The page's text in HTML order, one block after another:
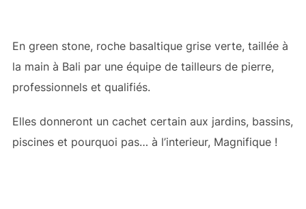
En green stone, roche basaltique grise verte, taillée à
la main à Bali par une équipe de tailleurs de pierre,
professionnels et qualifiés.
Elles donneront un cachet certain aux jardins, bassins,
piscines et pourquoi pas… à l’interieur, Magnifique !